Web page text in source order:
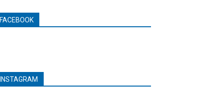
FACEBOOK
INSTAGRAM